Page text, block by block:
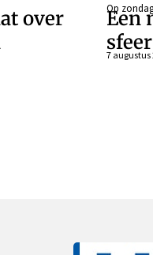
over
Op
Een
7 augustus